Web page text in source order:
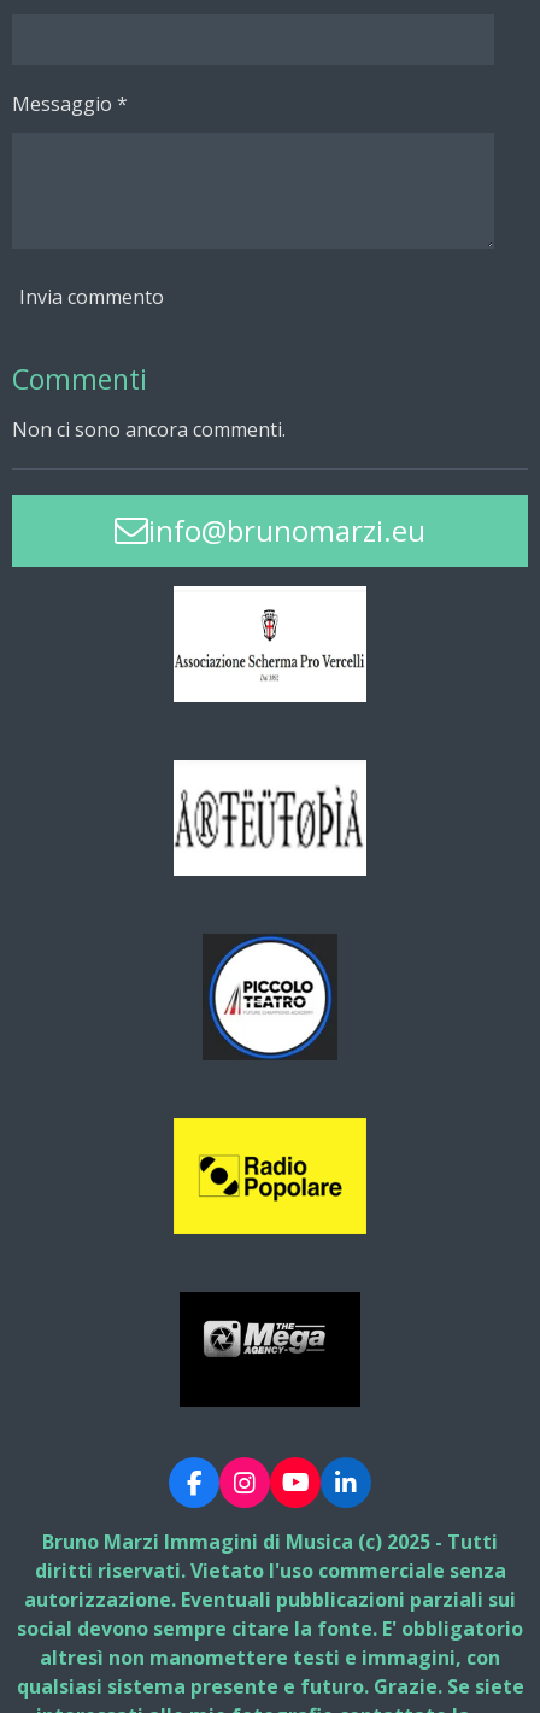
Messaggio *
Invia commento
Commenti
Non ci sono ancora commenti.
info@brunomarzi.eu
F
a
c
e
b
o
o
k
I
n
s
t
a
g
r
a
m
Y
o
u
T
u
b
e
L
i
n
k
e
d
I
n
Bruno Marzi Immagini di Musica (c) 2025 - Tutti
diritti riservati. Vietato l'uso commerciale senza
autorizzazione. Eventuali pubblicazioni parziali sui
social devono sempre citare la fonte. E' obbligatorio
altresì non manomettere testi e immagini, con
qualsiasi sistema presente e futuro. Grazie. Se siete